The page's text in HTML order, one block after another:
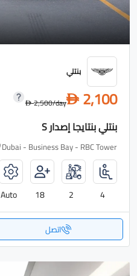
بنتلي
D 2,100
D2,500/day
بنتلي بنتايجا إصدار S
Dubai - Business Bay - RBC Tower
4
2
18
Auto
اتصل